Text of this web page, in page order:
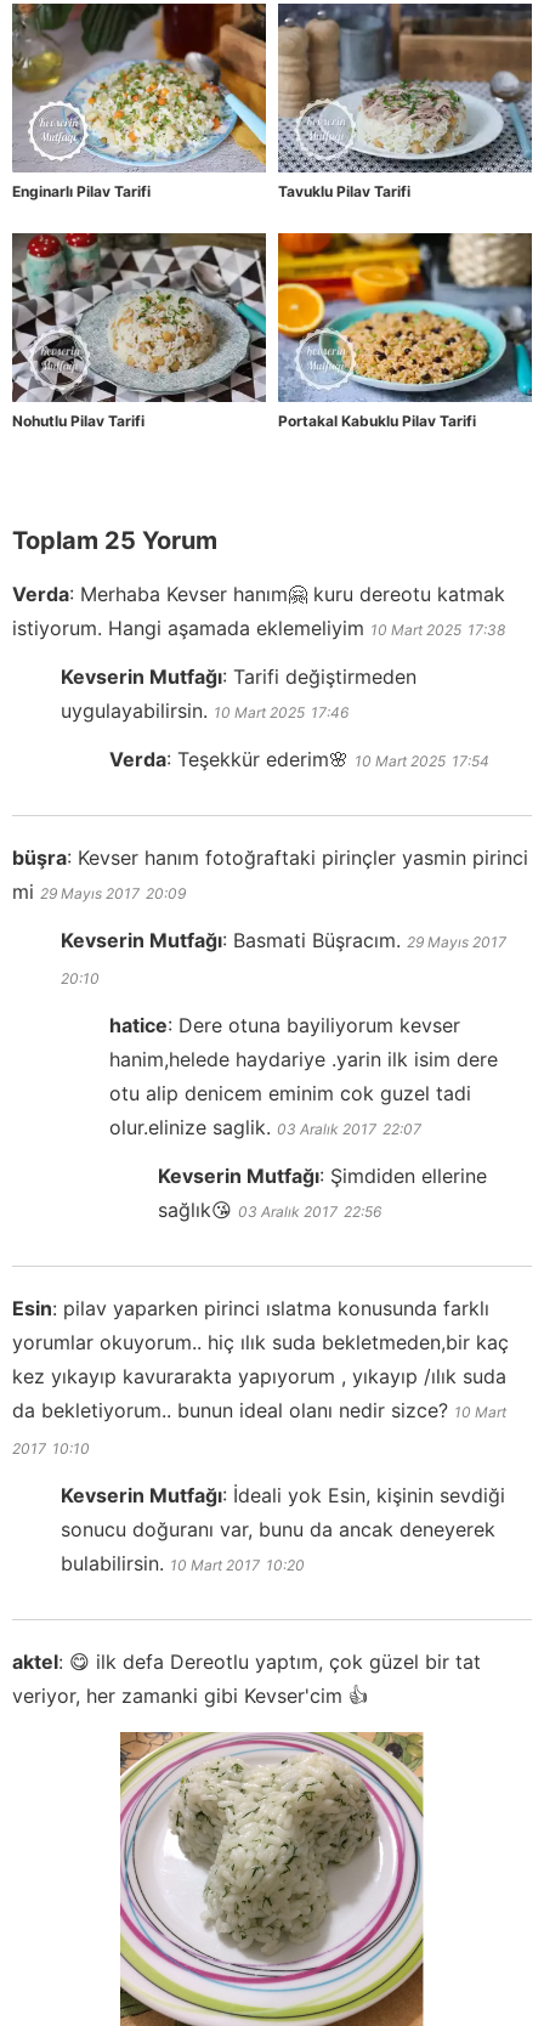
Enginarlı Pilav Tarifi Tavuklu Pilav Tarifi
Nohutlu Pilav Tarifi Portakal Kabuklu Pilav Tarifi
Toplam 25 Yorum
Verda: Merhaba Kevser hanım🤗 kuru dereotu katmak
istiyorum. Hangi aşamada eklemeliyim 10 Mart 2025 17:38
Kevserin Mutfağı: Tarifi değiştirmeden
uygulayabilirsin. 10 Mart 2025 17:46
Verda: Teşekkür ederim🌸 10 Mart 2025 17:54
büşra: Kevser hanım fotoğraftaki pirinçler yasmin pirinci
mi 29 Mayıs 2017 20:09
Kevserin Mutfağı: Basmati Büşracım. 29 Mayıs 2017
20:10
hatice: Dere otuna bayiliyorum kevser
hanim,helede haydariye .yarin ilk isim dere
otu alip denicem eminim cok guzel tadi
olur.elinize saglik. 03 Aralık 2017 22:07
Kevserin Mutfağı: Şimdiden ellerine
sağlık😘 03 Aralık 2017 22:56
Esin: pilav yaparken pirinci ıslatma konusunda farklı
yorumlar okuyorum.. hiç ılık suda bekletmeden,bir kaç
kez yıkayıp kavurarakta yapıyorum , yıkayıp /ılık suda
da bekletiyorum.. bunun ideal olanı nedir sizce? 10 Mart
2017 10:10
Kevserin Mutfağı: İdeali yok Esin, kişinin sevdiği
sonucu doğuranı var, bunu da ancak deneyerek
bulabilirsin. 10 Mart 2017 10:20
aktel: 😋 ilk defa Dereotlu yaptım, çok güzel bir tat
veriyor, her zamanki gibi Kevser'cim 👍